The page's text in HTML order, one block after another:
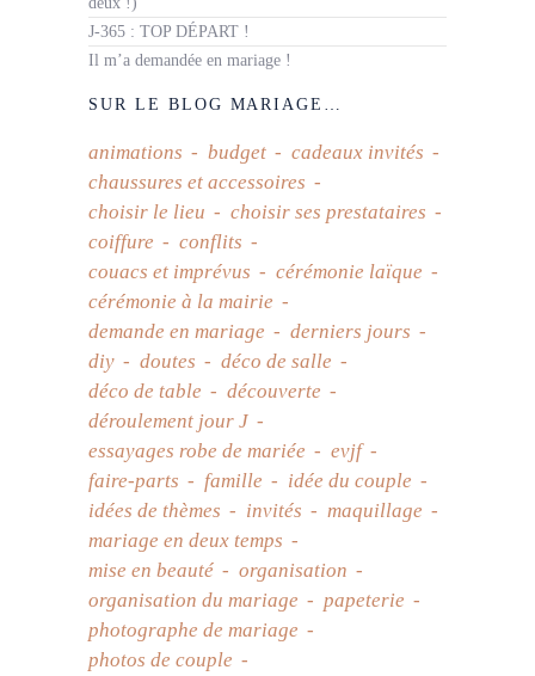
J-365 : TOP DÉPART !
Il m’a demandée en mariage !
SUR LE BLOG MARIAGE…
animations budget
cadeaux invités
chaussures et accessoires
choisir le lieu
choisir ses prestataires
coiffure
conflits
couacs et imprévus
cérémonie laïque
cérémonie à la mairie
demande en mariage
derniers jours
diy
doutes
déco de salle
déco de table
découverte
déroulement jour J
essayages robe de mariée
evjf
faire-parts
famille
idée du couple
idées de thèmes
invités
maquillage
mariage en deux temps
mise en beauté
organisation
organisation du mariage
papeterie
photographe de mariage
photos de couple